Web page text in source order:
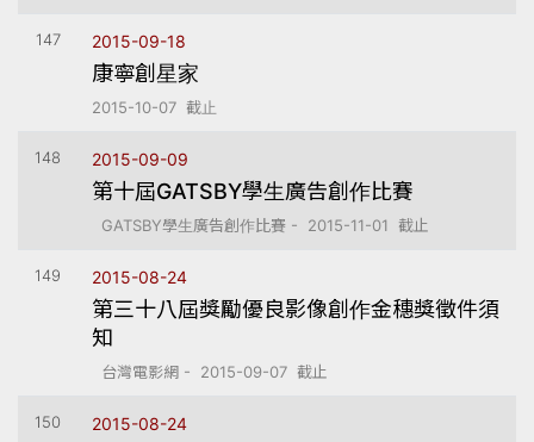
147 2015-09-18
康寧創星家
2015-10-07 截止
148 2015-09-09
第十屆GATSBY學生廣告創作比賽
GATSBY學生廣告創作比賽 - 2015-11-01 截止
149 2015-08-24
第三十八屆獎勵優良影像創作金穗獎徵件須
知
台灣電影網 - 2015-09-07 截止
150 2015-08-24